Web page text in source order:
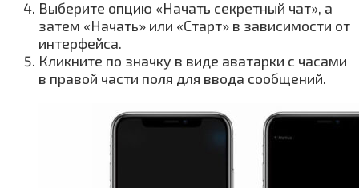
Выберите опцию «Начать секретный чат», а
затем «Начать» или «Старт» в зависимости от
интерфейса.
Кликните по значку в виде аватарки с часами
в правой части поля для ввода сообщений.